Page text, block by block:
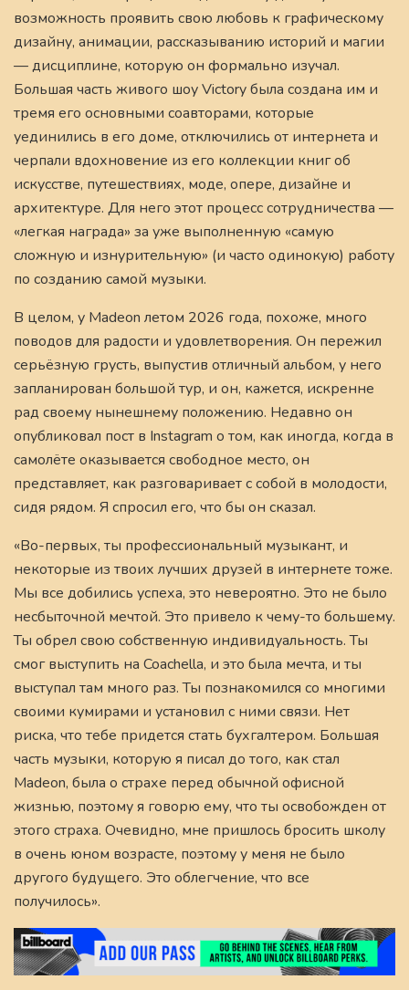
возможность проявить свою любовь к графическому
дизайну, анимации, рассказыванию историй и магии
— дисциплине, которую он формально изучал.
Большая часть живого шоу Victory была создана им и
тремя его основными соавторами, которые
уединились в его доме, отключились от интернета и
черпали вдохновение из его коллекции книг об
искусстве, путешествиях, моде, опере, дизайне и
архитектуре. Для него этот процесс сотрудничества —
«легкая награда» за уже выполненную «самую
сложную и изнурительную» (и часто одинокую) работу
по созданию самой музыки.
В целом, у Madeon летом 2026 года, похоже, много
поводов для радости и удовлетворения. Он пережил
серьёзную грусть, выпустив отличный альбом, у него
запланирован большой тур, и он, кажется, искренне
рад своему нынешнему положению. Недавно он
опубликовал пост в Instagram о том, как иногда, когда в
самолёте оказывается свободное место, он
представляет, как разговаривает с собой в молодости,
сидя рядом. Я спросил его, что бы он сказал.
«Во-первых, ты профессиональный музыкант, и
некоторые из твоих лучших друзей в интернете тоже.
Мы все добились успеха, это невероятно. Это не было
несбыточной мечтой. Это привело к чему-то большему.
Ты обрел свою собственную индивидуальность. Ты
смог выступить на Coachella, и это была мечта, и ты
выступал там много раз. Ты познакомился со многими
своими кумирами и установил с ними связи. Нет
риска, что тебе придется стать бухгалтером. Большая
часть музыки, которую я писал до того, как стал
Madeon, была о страхе перед обычной офисной
жизнью, поэтому я говорю ему, что ты освобожден от
этого страха. Очевидно, мне пришлось бросить школу
в очень юном возрасте, поэтому у меня не было
другого будущего. Это облегчение, что все
получилось».